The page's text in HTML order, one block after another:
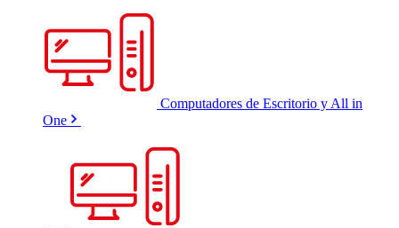
Computadores de Escritorio y All in
One